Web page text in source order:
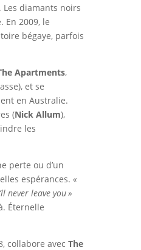
diamants noirs
En 2009, le
bégaye, parfois
Apartments,
et se
en Australie.
(Nick Allum),
les
perte ou d’un
espérances. «
never leave you »
Éternelle
collabore avec The